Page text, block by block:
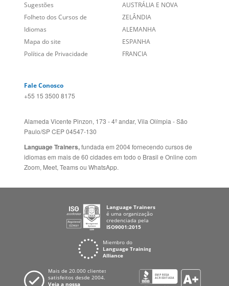
Sugestões
Folheto dos Cursos de
Idiomas
Mapa do site
Política de Privacidade
AUSTRÁLIA E NOVA
ZELÂNDIA
ALEMANHA
ESPANHA
FRANCIA
Fale Conosco
+55 15 3500 8175
Alameda Vicente Pinzon, 173 - 4º andar, Vila Olímpia - São
Paulo/SP CEP 04547-130
Language Trainers,fundada em 2004 fornecendo cursos de
idiomas em mais de 60 cidades em todo o Brasil e Online com
Zoom, Meet, Teams ou WhatsApp.